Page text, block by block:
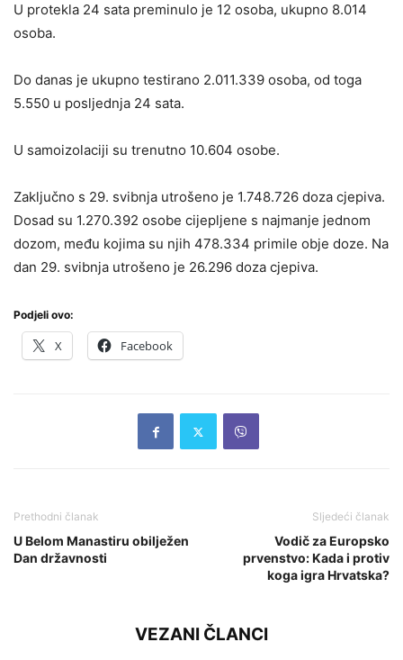
U protekla 24 sata preminulo je 12 osoba, ukupno 8.014
osoba.
Do danas je ukupno testirano 2.011.339 osoba, od toga
5.550 u posljednja 24 sata.
U samoizolaciji su trenutno 10.604 osobe.
Zaključno s 29. svibnja utrošeno je 1.748.726 doza cjepiva.
Dosad su 1.270.392 osobe cijepljene s najmanje jednom
dozom, među kojima su njih 478.334 primile obje doze. Na
dan 29. svibnja utrošeno je 26.296 doza cjepiva.
Podjeli ovo:
X Facebook
Prethodni članak
U Belom Manastiru obilježen
Dan državnosti
Sljedeći članak
Vodič za Europsko
prvenstvo: Kada i protiv
koga igra Hrvatska?
VEZANI ČLANCI